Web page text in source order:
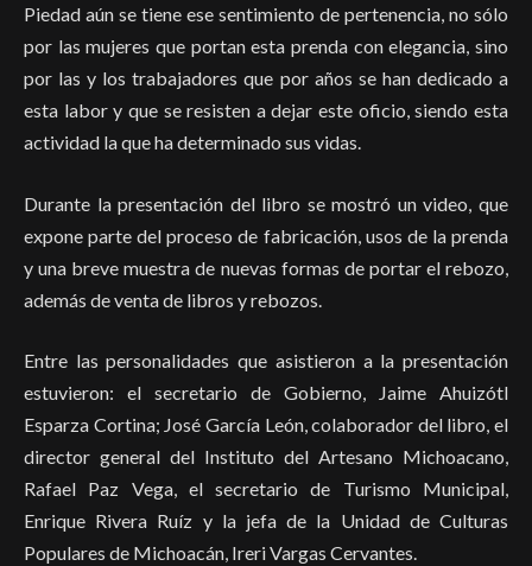
Piedad aún se tiene ese sentimiento de pertenencia, no sólo
por las mujeres que portan esta prenda con elegancia, sino
por las y los trabajadores que por años se han dedicado a
esta labor y que se resisten a dejar este oficio, siendo esta
actividad la que ha determinado sus vidas.
Durante la presentación del libro se mostró un video, que
expone parte del proceso de fabricación, usos de la prenda
y una breve muestra de nuevas formas de portar el rebozo,
además de venta de libros y rebozos.
Entre las personalidades que asistieron a la presentación
estuvieron: el secretario de Gobierno, Jaime Ahuizótl
Esparza Cortina; José García León, colaborador del libro, el
director general del Instituto del Artesano Michoacano,
Rafael Paz Vega, el secretario de Turismo Municipal,
Enrique Rivera Ruíz y la jefa de la Unidad de Culturas
Populares de Michoacán, Ireri Vargas Cervantes.